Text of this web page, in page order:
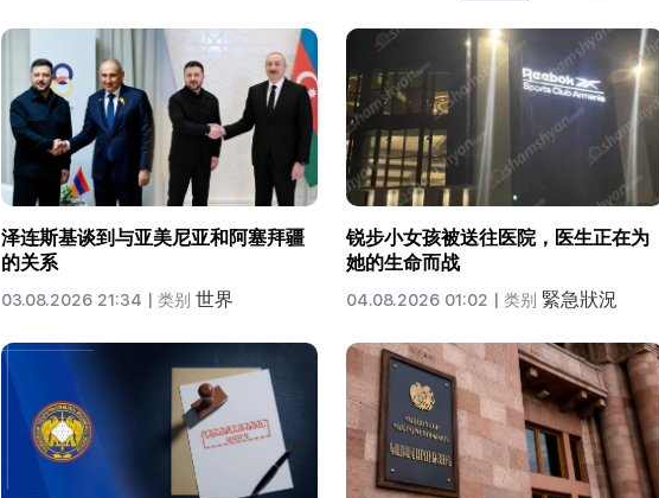
泽连斯基谈到与亚美尼亚和阿塞拜疆
的关系
03.08.2026 21:34 | 类别 世界
锐步小女孩被送往医院，医生正在为
她的生命而战
04.08.2026 01:02 | 类别 緊急狀況